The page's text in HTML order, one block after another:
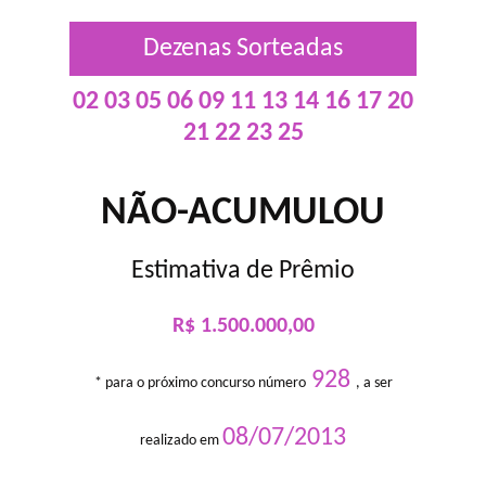
Dezenas Sorteadas
02 03 05 06 09 11 13 14 16 17 20
21 22 23 25
NÃO-ACUMULOU
Estimativa de Prêmio
R$ 1.500.000,00
* para o próximo concurso número928 , a ser
realizado em 08/07/2013